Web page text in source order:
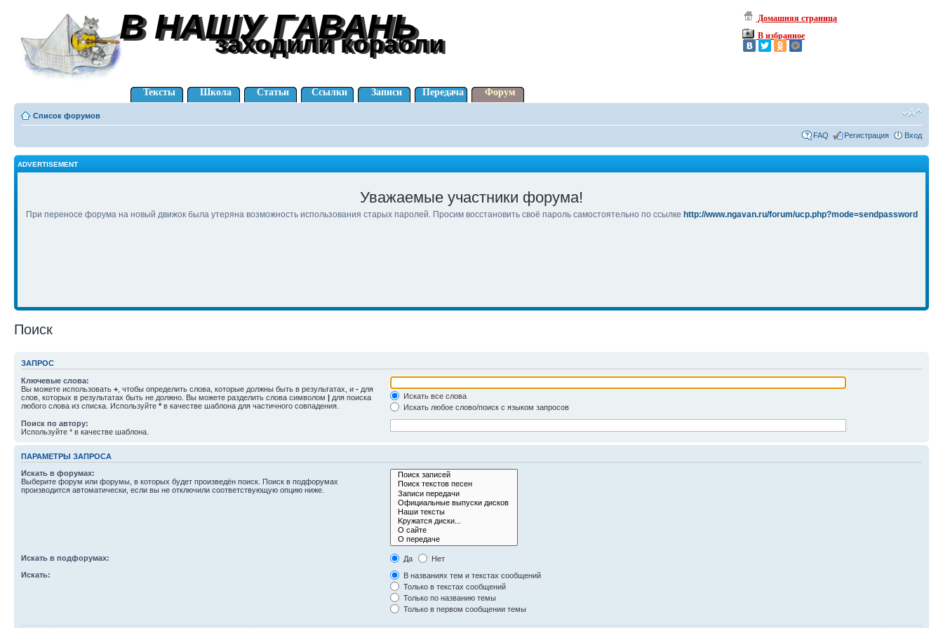
В НАШУ ГАВАНЬ
В НАШУ ГАВАНЬ
заходили корабли
заходили корабли
Домашняя страница
В избранное
Тексты Школа Статьи Ссылки Записи Передача Форум
Список форумов
FAQ Регистрация Вход
ADVERTISEMENT
Уважаемые участники форума!
При переносе форума на новый движок была утеряна возможность использования старых паролей. Просим восстановить своё пароль самостоятельно по ссылке http://www.ngavan.ru/forum/ucp.php?mode=sendpassword
Поиск
ЗАПРОС
Ключевые слова:
Вы можете использовать + , чтобы определить слова, которые должны быть в результатах, и - для
слов, которых в результатах быть не должно. Вы можете разделить слова символом | для поиска
любого слова из списка. Используйте * в качестве шаблона для частичного совпадения.
Искать все слова
Искать любое слово/поиск с языком запросов
Поиск по автору:
Используйте * в качестве шаблона.
ПАРАМЕТРЫ ЗАПРОСА
Искать в форумах:
Выберите форум или форумы, в которых будет произведён поиск. Поиск в подфорумах
производится автоматически, если вы не отключили соответствующую опцию ниже.
Искать в подфорумах: Да
Нет
Искать:
В названиях тем и текстах сообщений
Только в текстах сообщений
Только по названию темы
Только в первом сообщении темы